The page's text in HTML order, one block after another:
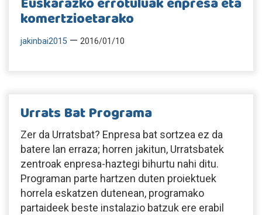
komertzioetarako
jakinbai2015 — 2016/01/10
Urrats Bat Programa
Zer da Urratsbat? Enpresa bat sortzea ez da
batere lan erraza; horren jakitun, Urratsbatek
zentroak enpresa-haztegi bihurtu nahi ditu.
Programan parte hartzen duten proiektuek
horrela eskatzen dutenean, programako
partaideek beste instalazio batzuk ere erabil